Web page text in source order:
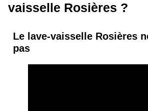
vaisselle Rosières ?
Le lave-vaisselle Rosières
pas